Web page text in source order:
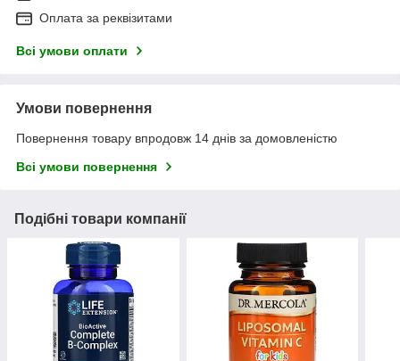
Оплата за реквізитами
Всі умови оплати
Умови повернення
Повернення товару впродовж 14 днів за домовленістю
Всі умови повернення
Подібні товари компанії